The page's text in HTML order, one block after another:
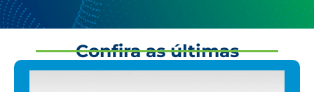
Confira as últimas